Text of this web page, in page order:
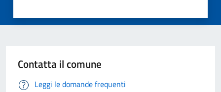
Contatta il comune
Leggi le domande frequenti